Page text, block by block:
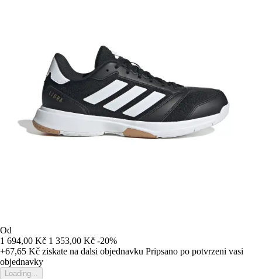
Od
1 694,00 Kč 1 353,00 Kč -20%
+67,65 Kč ziskate na dalsi objednavku Pripsano po potvrzeni vasi
objednavky
Loading...